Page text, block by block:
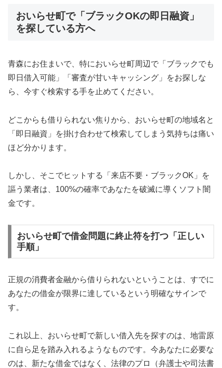
おいらせ町で「ブラックOKの即日融資」
を探している方へ
青森にお住まいで、特においらせ町周辺で「ブラックでも
即日借入可能」「審査が甘いキャッシング」をお探しな
ら、今すぐ検索する手を止めてください。
どこからも借りられない焦りから、おいらせ町の地域名と
「即日融資」を掛け合わせて検索してしまう気持ちは痛い
ほど分かります。
しかし、そこでヒットする「来店不要・ブラックOK」を
謳う業者は、100%の確率であなたを破滅に導くソフト闇
金です。
おいらせ町で借金問題に終止符を打つ「正しい
手順」
正規の消費者金融から借りられないということは、すでに
あなたの借金が限界に達しているという明確なサインで
す。
これ以上、おいらせ町で新しい借入先を探すのは、地雷原
に自ら足を踏み入れるようなものです。今あなたに必要な
のは、新たな借金ではなく、法律のプロ（弁護士や司法書